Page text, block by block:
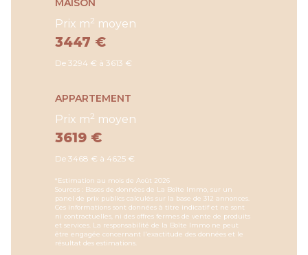
MAISON
Prix m2 moyen
3447 €
De 3294 € à 3613 €
APPARTEMENT
Prix m2 moyen
3619 €
De 3468 € à 4625 €
*Estimation au mois de Août 2026
Sources : Bases de données de La Boîte Immo, sur un
panel de prix publics calculés sur la base de 312 annonces.
Ces informations sont données à titre indicatif et ne sont
ni contractuelles, ni des offres fermes de vente de produits
et services. La responsabilité de la Boîte Immo ne peut
être engagée concernant l'exactitude des données et le
résultat des estimations.